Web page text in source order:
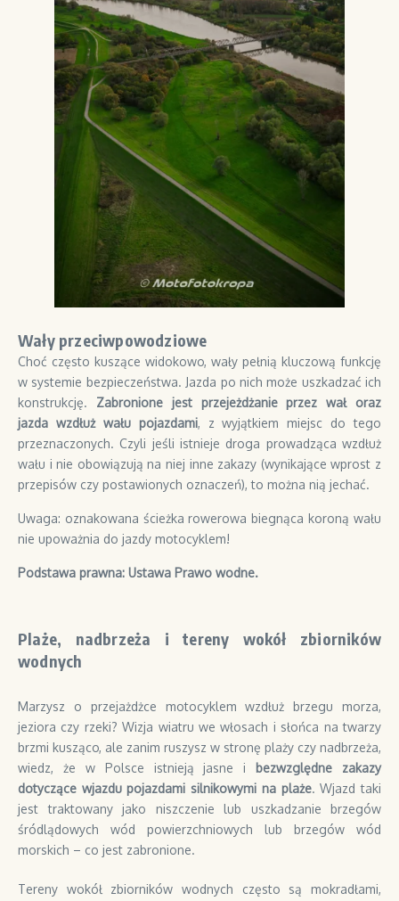
Wały przeciwpowodziowe
Choć często kuszące widokowo, wały pełnią kluczową funkcję
w systemie bezpieczeństwa. Jazda po nich może uszkadzać ich
konstrukcję. Zabronione jest przejeżdżanie przez wał oraz
jazda wzdłuż wału pojazdami, z wyjątkiem miejsc do tego
przeznaczonych. Czyli jeśli istnieje droga prowadząca wzdłuż
wału i nie obowiązują na niej inne zakazy (wynikające wprost z
przepisów czy postawionych oznaczeń), to można nią jechać.
Uwaga: oznakowana ścieżka rowerowa biegnąca koroną wału
nie upoważnia do jazdy motocyklem!
Podstawa prawna: Ustawa Prawo wodne.
Plaże, nadbrzeża i tereny wokół zbiorników
wodnych
Marzysz o przejażdżce motocyklem wzdłuż brzegu morza,
jeziora czy rzeki? Wizja wiatru we włosach i słońca na twarzy
brzmi kusząco, ale zanim ruszysz w stronę plaży czy nadbrzeża,
wiedz, że w Polsce istnieją jasne i bezwzględne zakazy
dotyczące wjazdu pojazdami silnikowymi na plaże. Wjazd taki
jest traktowany jako niszczenie lub uszkadzanie brzegów
śródlądowych wód powierzchniowych lub brzegów wód
morskich – co jest zabronione.
Tereny wokół zbiorników wodnych często są mokradłami,